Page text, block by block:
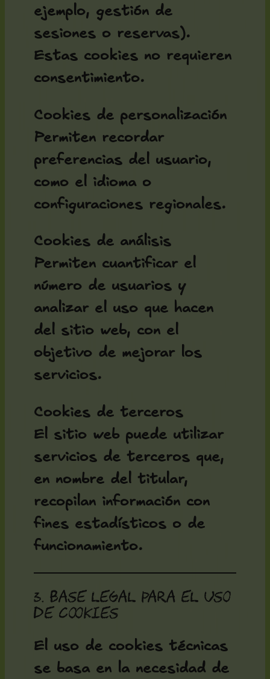
ejemplo, gestión de
sesiones o reservas).
Estas cookies no requieren
consentimiento.
Cookies de personalización
Permiten recordar
preferencias del usuario,
como el idioma o
configuraciones regionales.
Cookies de análisis
Permiten cuantificar el
número de usuarios y
analizar el uso que hacen
del sitio web, con el
objetivo de mejorar los
servicios.
Cookies de terceros
El sitio web puede utilizar
servicios de terceros que,
en nombre del titular,
recopilan información con
fines estadísticos o de
funcionamiento.
3. Base legal para el uso
de cookies
El uso de cookies técnicas
se basa en la necesidad de